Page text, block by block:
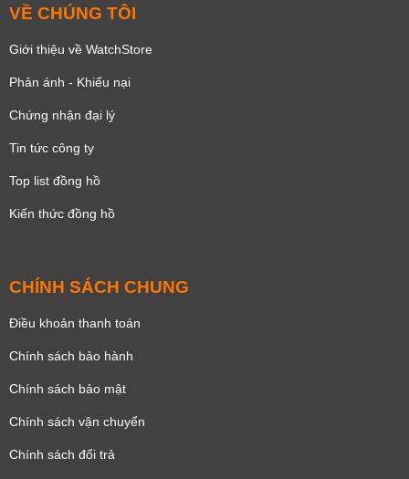
VỀ CHÚNG TÔI
Giới thiệu về WatchStore
Phản ánh - Khiếu nại
Chứng nhận đại lý
Tin tức công ty
Top list đồng hồ
Kiến thức đồng hồ
CHÍNH SÁCH CHUNG
Điều khoản thanh toán
Chính sách bảo hành
Chính sách bảo mật
Chính sách vận chuyển
Chính sách đổi trả